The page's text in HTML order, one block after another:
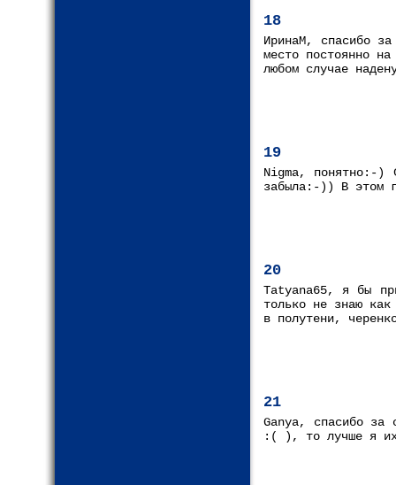
18
ИринаМ, спасибо
место постоянно
любом случае
19
Nigma, понятно:-)
забыла:-)) В этом
20
Tatyana65, я бы
только не знаю как
в полутени,
21
Ganya, спасибо за
:( ), то лучше я их